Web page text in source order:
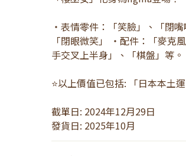
・表情零件：「笑臉」、「閉
「閉眼微笑」 ・配件：「麥克
手交叉上半身」、「棋盤」等。
⭐以上價值已包括: 「日本本土
截單日: 2024年12月29日
發貨日: 2025年10月